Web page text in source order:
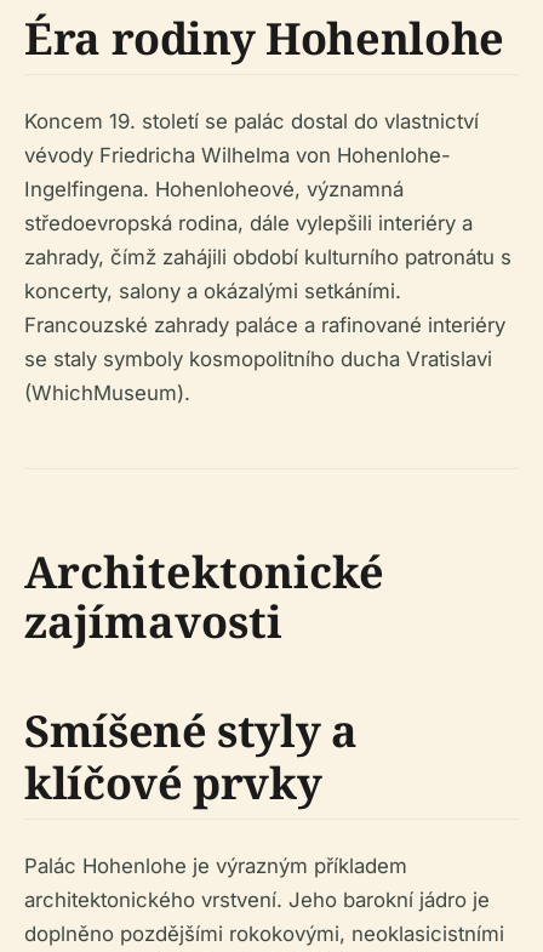
Éra rodiny Hohenlohe
Koncem 19. století se palác dostal do vlastnictví
vévody Friedricha Wilhelma von Hohenlohe-
Ingelfingena. Hohenloheové, významná
středoevropská rodina, dále vylepšili interiéry a
zahrady, čímž zahájili období kulturního patronátu s
koncerty, salony a okázalými setkáními.
Francouzské zahrady paláce a rafinované interiéry
se staly symboly kosmopolitního ducha Vratislavi
(WhichMuseum).
Architektonické
zajímavosti
Smíšené styly a
klíčové prvky
Palác Hohenlohe je výrazným příkladem
architektonického vrstvení. Jeho barokní jádro je
doplněno pozdějšími rokokovými, neoklasicistními